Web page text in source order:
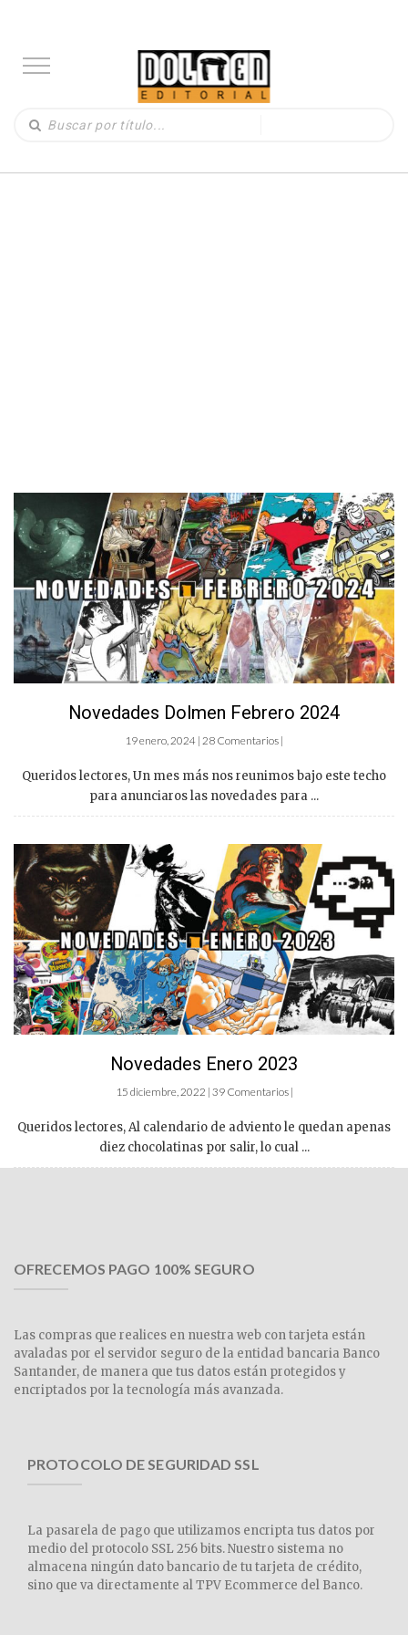
Novedades Dolmen Febrero 2024
19 enero, 2024 | 28 Comentarios |
Queridos lectores, Un mes más nos reunimos bajo este techo
para anunciaros las novedades para ...
Novedades Enero 2023
15 diciembre, 2022 | 39 Comentarios |
Queridos lectores, Al calendario de adviento le quedan apenas
diez chocolatinas por salir, lo cual ...
OFRECEMOS PAGO 100% SEGURO
Las compras que realices en nuestra web con tarjeta están
avaladas por el servidor seguro de la entidad bancaria Banco
Santander, de manera que tus datos están protegidos y
encriptados por la tecnología más avanzada.
PROTOCOLO DE SEGURIDAD SSL
La pasarela de pago que utilizamos encripta tus datos por
medio del protocolo SSL 256 bits. Nuestro sistema no
almacena ningún dato bancario de tu tarjeta de crédito,
sino que va directamente al TPV Ecommerce del Banco.